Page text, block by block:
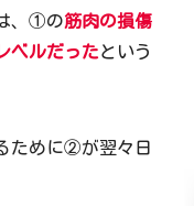
、①の筋肉の損傷
ベルだったという
ために②が翌々日